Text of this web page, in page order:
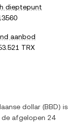
dieptepunt
aanbod
TRX
dollar (BBD) is
de afgelopen 24